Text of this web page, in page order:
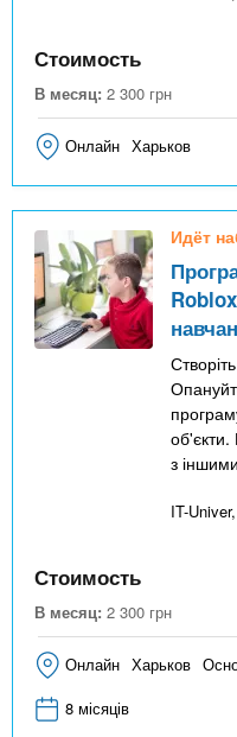
Стоимость
В месяц: 2 300 грн
Онлайн Харьков
Идёт
об'єкти.
з
IT-
Стоимость
В месяц: 2 300 грн
Онлайн Харьков
8 місяців